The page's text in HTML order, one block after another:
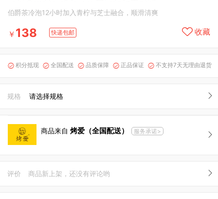
伯爵茶冷泡12小时加入青柠与芝士融合，顺滑清爽
￥ 138 快递包邮 收藏
 积分抵现  全国配送  品质保障  正品保证  不支持7天无理由退货
规格 请选择规格
商品来自 烤爱（全国配送） 服务承诺>
评价 商品新上架，还没有评论哟